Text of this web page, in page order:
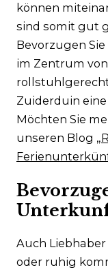
können
sind somit gut
Bevorzugen
im Zentrum
Zuiderduin
Möchten Sie
unseren Blog „
Auch
oder ruhig